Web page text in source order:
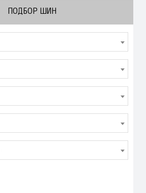
ПОДБОР ШИН